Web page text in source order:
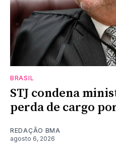
BRASIL
STJ condena
perda de cargo
REDAÇÃO BMA
agosto 6, 2026